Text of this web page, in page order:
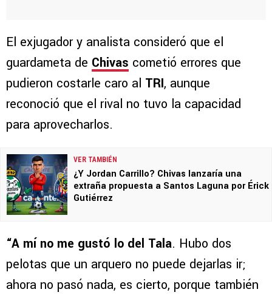
El exjugador y analista consideró que el
guardameta de Chivas cometió errores que
pudieron costarle caro al TRI, aunque
reconoció que el rival no tuvo la capacidad
para aprovecharlos.
VER TAMBIÉN
¿Y Jordan Carrillo? Chivas lanzaría una
extraña propuesta a Santos Laguna por Érick
Gutiérrez
“A mí no me gustó lo del Tala. Hubo dos
pelotas que un arquero no puede dejarlas ir;
ahora no pasó nada, es cierto, porque también